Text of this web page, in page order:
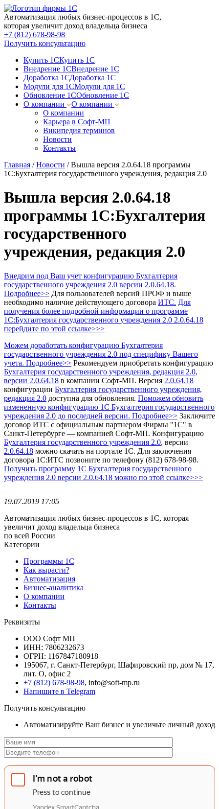
Автоматизация любых бизнес-процессов в 1С,
которая увеличит доход владельца бизнеса
+7 (812) 678-98-98
Получить консультацию
Купить 1СКупить 1С
Внедрение 1СВнедрение 1С
Доработка 1СДоработка 1С
Модули для 1СМодули для 1С
Обновление 1СОбновление 1С
О компании
О компании
О компании
Карьера в Софт-МП
Википедия терминов
Новости
Контакты
Главная /Новости /Вышла версия 2.0.64.18 программы
1С:Бухгалтерия государственного учреждения, редакция 2.0
Вышла версия 2.0.64.18
программы 1С:Бухгалтерия
государственного
учреждения, редакция 2.0
Внедрим под Ваш учет конфигурацию Бухгалтерия
государственного учреждения 2.0 версии 2.0.64.18.
Подробнее>> Для пользователей версий ПРОФ и выше
необходимо наличие действующего договора ИТС. Для
получения более подробной информации о программе
1С:Бухгалтерия государственного учреждения 2.0 2.0.64.18
перейдите по этой ссылке>>>
Можем доработать конфигурацию Бухгалтерия
государственного учреждения 2.0 под специфику Вашего
учета. Подробнее>> Рекомендуем приобретать конфигурацию
Бухгалтерия государственного учреждения, редакция 2.0,
версии 2.0.64.18 в компании Софт-МП. Версия 2.0.64.18
конфигурации Бухгалтерия государственного учреждения,
редакция 2.0 доступна для обновления. Поможем обновить
измененную конфигурацию 1С Бухгалтерия государственного
учреждения 2.0 до последней версии. Подробнее>> Заключите
договор ИТС с официальным партнером Фирмы "1С" в
Санкт-Петербурге — компанией Софт-МП. Конфигурацию
Бухгалтерия государственного учреждения 2.0, версии
2.0.64.18 можно скачать на портале 1С. Для заключения
договора 1С:ИТС позвоните по телефону (812) 678-98-98.
Получить программу 1С Бухгалтерия государственного
учреждения 2.0 версии 2.0.64.18 можно по этой ссылке>>>
19.07.2019 17:05
Автоматизация любых бизнес-процессов в 1С, которая
увеличит доход владельца бизнеса
по всей России
Категории
Программы 1С
Как вырасти?
Автоматизация
Бизнес-аналитика
О компании
Контакты
Реквизиты
ООО Софт МП
ИНН: 7806232673
ОГРН: 1167847180918
195067, г. Санкт-Петербург, Шафировский пр, дом № 17,
лит. О, офис 2
+7 (812) 678-98-98, info@soft-mp.ru
Напишите в Telegram
Получить консультацию
Автоматизируйте Ваш бизнес и увеличьте личный доход